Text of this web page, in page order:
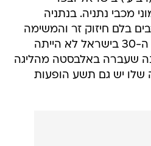
מכבי נתניה. בנתניה
בלם חיזוק זר והמשימה
להנחית את הקמרוני בן ה-30 בישראל לא הייתה
שעברה באלבסטה מהליגה
שלו יש גם תשע הופעות